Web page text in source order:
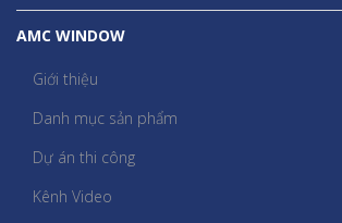
AMC WINDOW
Giới thiệu
Danh mục sản phẩm
Dự án thi công
Kênh Video